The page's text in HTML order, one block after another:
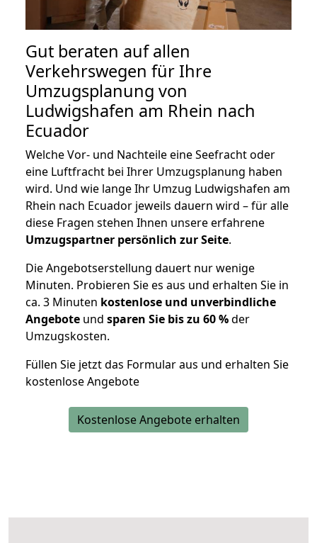
Gut beraten auf allen
Verkehrswegen für Ihre
Umzugsplanung von
Ludwigshafen am Rhein nach
Ecuador
Welche Vor- und Nachteile eine Seefracht oder
eine Luftfracht bei Ihrer Umzugsplanung haben
wird. Und wie lange Ihr Umzug Ludwigshafen am
Rhein nach Ecuador jeweils dauern wird – für alle
diese Fragen stehen Ihnen unsere erfahrene
Umzugspartner persönlich zur Seite.
Die Angebotserstellung dauert nur wenige
Minuten. Probieren Sie es aus und erhalten Sie in
ca. 3 Minuten kostenlose und unverbindliche
Angebote und sparen Sie bis zu 60 %der
Umzugskosten.
Füllen Sie jetzt das Formular aus und erhalten Sie
kostenlose Angebote
Kostenlose Angebote erhalten